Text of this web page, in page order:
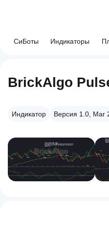
СиБоты Индикаторы
BrickAlgo
Индикатор Версия 1.0, Mar